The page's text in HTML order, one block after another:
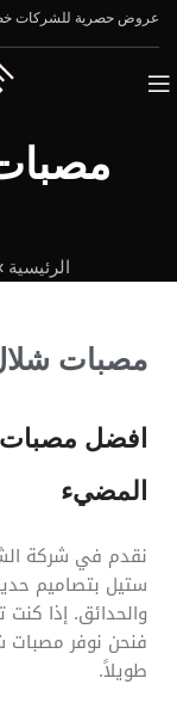
عروض حصرية للشركات خصم
الرئيسية
مصبات
افضل
المضيء
نقدم في شركة
ستيل بتصاميم
والحدائق. إذا
فنحن نوفر مصبات
طويلاً.